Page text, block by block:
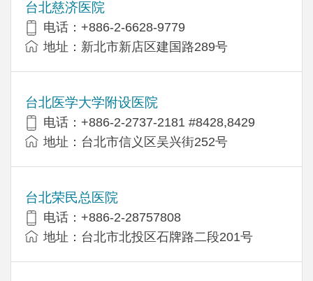
台北慈济医院
电话：+886-2-6628-9779
地址：新北市新店区建国路289号
台北医学大学附设医院
电话：+886-2-2737-2181 #8428,8429
地址：台北市信义区吴兴街252号
台北荣民总医院
电话：+886-2-28757808
地址：台北市北投区石牌路二段201号